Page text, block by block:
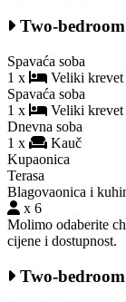
Two-
Spavaća soba
1 x
Veliki krevet
Spavaća soba
1 x
Veliki krevet
Dnevna soba
1 x
Kauč
Kupaonica
Terasa
Blagovaonica i
x 6
Molimo odaberite
cijene i dostupnost.
Two-